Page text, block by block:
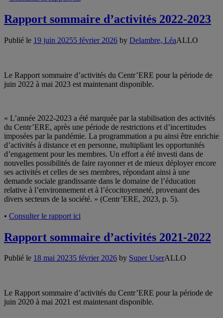
Rapport sommaire d’activités 2022-2023
Publié le 19 juin 20255 février 2026 by Delambre, LéaALLO
Le Rapport sommaire d’activités du Centr’ERE pour la période de
juin 2022 à mai 2023 est maintenant disponible.
« L’année 2022-2023 a été marquée par la stabilisation des activités
du Centr’ERE, après une période de restrictions et d’incertitudes
imposées par la pandémie. La programmation a pu ainsi être enrichie
d’activités à distance et en personne, multipliant les opportunités
d’engagement pour les membres. Un effort a été investi dans de
nouvelles possibilités de faire rayonner et de mieux déployer encore
ses activités et celles de ses membres, répondant ainsi à une
demande sociale grandissante dans le domaine de l’éducation
relative à l’environnement et à l’écocitoyenneté, provenant des
divers secteurs de la société. » (Centr’ERE, 2023, p. 5).
• Consulter le rapport ici
Rapport sommaire d’activités 2021-2022
Publié le 18 mai 20235 février 2026 by Super UserALLO
Le Rapport sommaire d’activités du Centr’ERE pour la période de
juin 2020 à mai 2021 est maintenant disponible.